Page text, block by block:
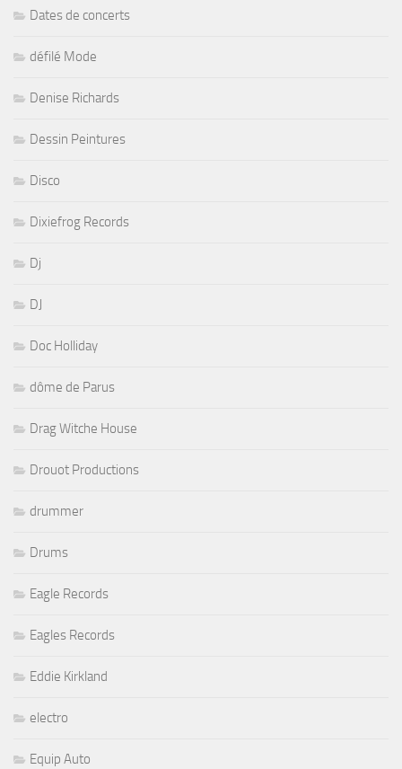
Dates de concerts
défilé Mode
Denise Richards
Dessin Peintures
Disco
Dixiefrog Records
Dj
DJ
Doc Holliday
dôme de Parus
Drag Witche House
Drouot Productions
drummer
Drums
Eagle Records
Eagles Records
Eddie Kirkland
electro
Equip Auto